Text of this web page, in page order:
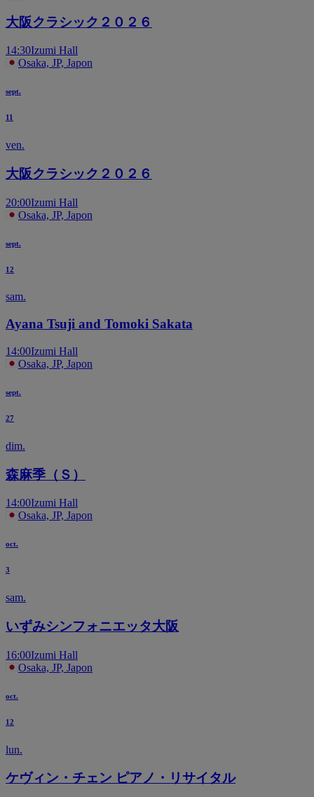
大阪クラシック２０２６
14:30Izumi Hall
Osaka, JP, Japon
sept.
11
ven.
大阪クラシック２０２６
20:00Izumi Hall
Osaka, JP, Japon
sept.
12
sam.
Ayana Tsuji and Tomoki Sakata
14:00Izumi Hall
Osaka, JP, Japon
sept.
27
dim.
森麻季（Ｓ）
14:00Izumi Hall
Osaka, JP, Japon
oct.
3
sam.
いずみシンフォニエッタ大阪
16:00Izumi Hall
Osaka, JP, Japon
oct.
12
lun.
ケヴィン・チェン ピアノ・リサイタル